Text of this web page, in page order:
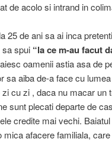
de acolo si intrand in
25 de ani sa ai inca
sa spui “la ce m-au facut
oamenii astia asa de
sa aiba de-a face cu
cu zi , daca nu macar un
sunt plecati departe de
credite mai vechi.
afacere familiala,